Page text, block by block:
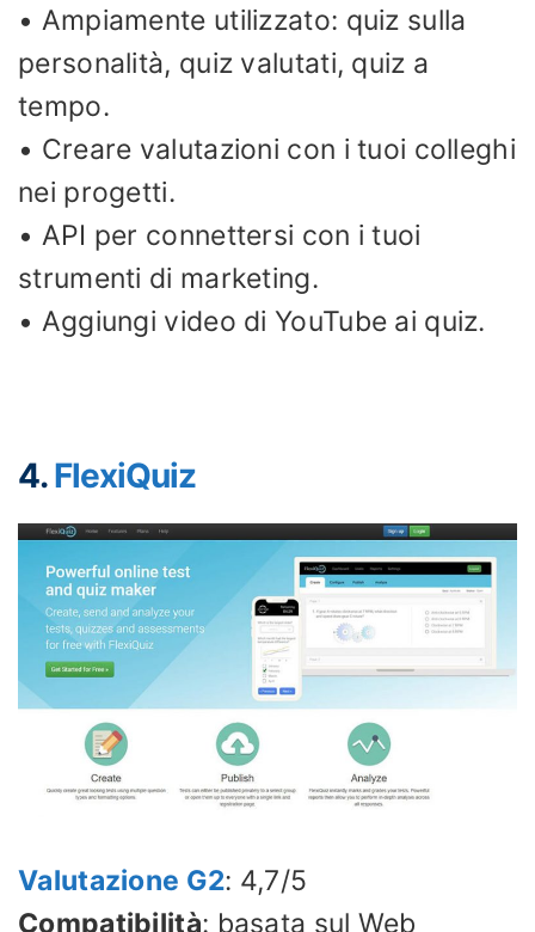
• Ampiamente utilizzato: quiz sulla
personalità, quiz valutati, quiz a
tempo.
• Creare valutazioni con i tuoi colleghi
nei progetti.
• API per connettersi con i tuoi
strumenti di marketing.
• Aggiungi video di YouTube ai quiz.
4.FlexiQuiz
Valutazione G2: 4,7/5
Compatibilità: basata sul Web